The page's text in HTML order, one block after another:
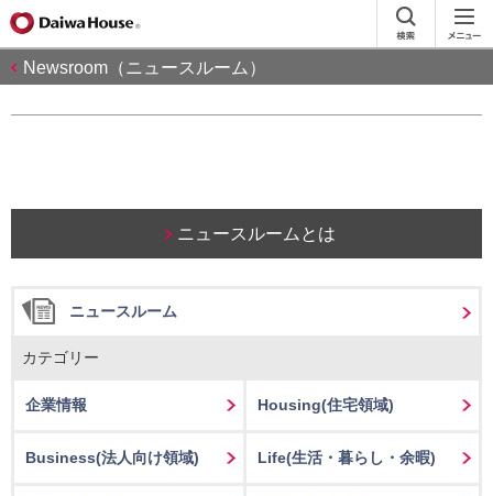
Newsroom（ニュースルーム）
ニュースルームとは
ニュースルーム
カテゴリー
企業情報 Housing(住宅領域)
Business(法人向け領域) Life(生活・暮らし・余暇)